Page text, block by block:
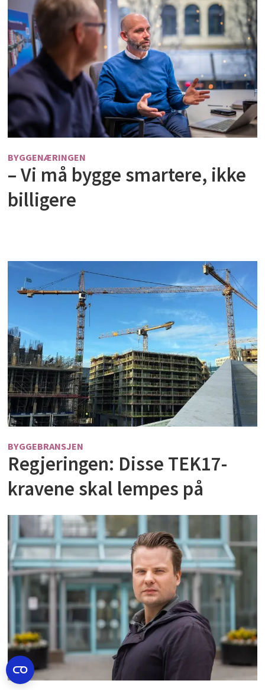
BYGGENÆRINGEN
– Vi må bygge smartere, ikke
billigere
BYGGEBRANSJEN
Regjeringen: Disse TEK17-
kravene skal lempes på